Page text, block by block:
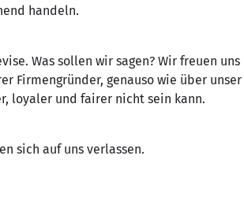
handeln.
Was sollen wir sagen? Wir freuen uns
Firmengründer, genauso wie über unser
loyaler und fairer nicht sein kann.
sich auf uns verlassen.